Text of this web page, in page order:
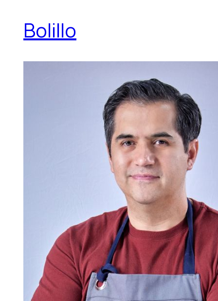
Bolillo